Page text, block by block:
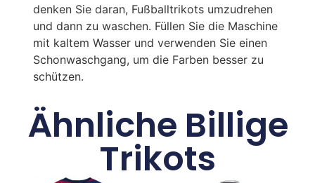
denken Sie daran, Fußballtrikots umzudrehen
und dann zu waschen. Füllen Sie die Maschine
mit kaltem Wasser und verwenden Sie einen
Schonwaschgang, um die Farben besser zu
schützen.
Ähnliche Billige
Trikots